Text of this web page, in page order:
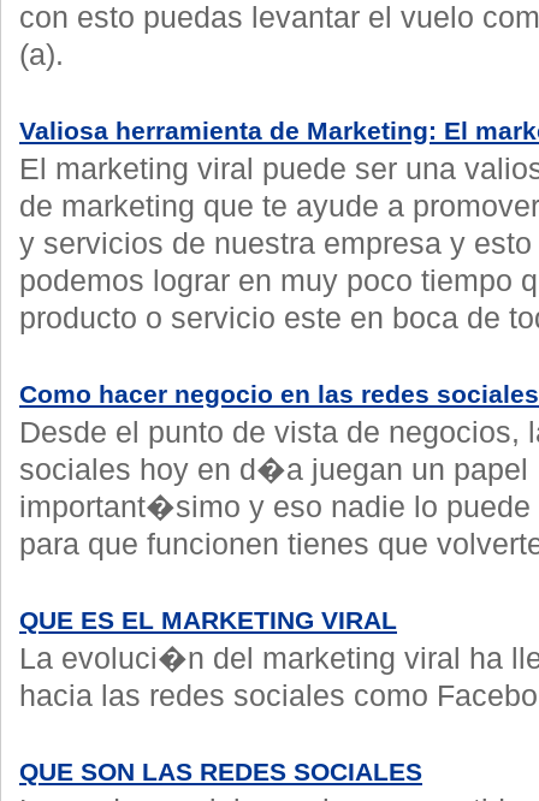
con esto puedas levantar el vuelo
(a).
Valiosa herramienta de Marketing: El
El marketing viral puede ser una
de marketing que te ayude a
y servicios de nuestra empresa y
podemos lograr en muy poco tiempo
producto o servicio este en boca de
Como hacer negocio en las redes sociales
Desde el punto de vista de negocios,
sociales hoy en d�a juegan un papel
important�simo y eso nadie lo puede
para que funcionen tienes que
QUE ES EL MARKETING VIRAL
La evoluci�n del marketing viral ha
hacia las redes sociales como
QUE SON LAS REDES SOCIALES